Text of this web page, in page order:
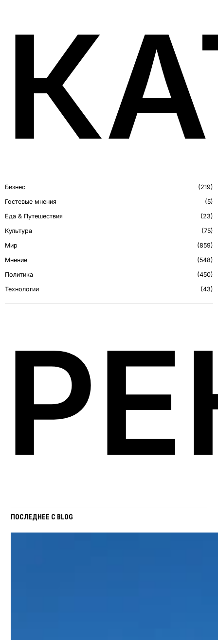
Бизнес
219
Гостевые мнения
5
Еда & Путешествия
23
Культура
75
Мир
859
Мнение
548
Политика
450
Технологии
43
ПОСЛЕДНЕЕ С BLOG